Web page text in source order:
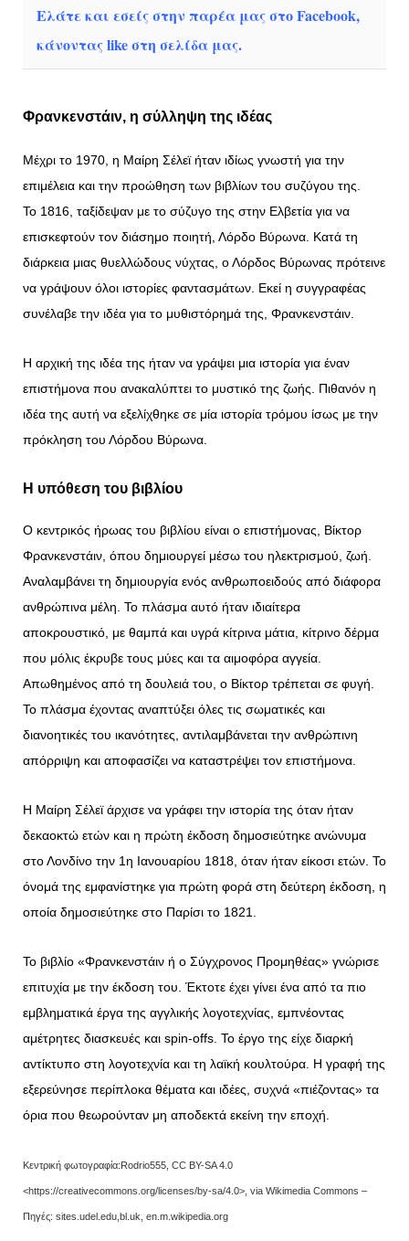
Ελάτε και εσείς στην παρέα μας στο Facebook,
κάνοντας like στη σελίδα μας.
Φρανκενστάιν, η σύλληψη της ιδέας
Μέχρι το 1970, η Μαίρη Σέλεϊ ήταν ιδίως γνωστή για την
επιμέλεια και την προώθηση των βιβλίων του συζύγου της.
Το 1816, ταξίδεψαν με το σύζυγο της στην Ελβετία για να
επισκεφτούν τον διάσημο ποιητή, Λόρδο Βύρωνα. Κατά τη
διάρκεια μιας θυελλώδους νύχτας, ο Λόρδος Βύρωνας πρότεινε
να γράψουν όλοι ιστορίες φαντασμάτων. Εκεί η συγγραφέας
συνέλαβε την ιδέα για το μυθιστόρημά της, Φρανκενστάιν.
Η αρχική της ιδέα της ήταν να γράψει μια ιστορία για έναν
επιστήμονα που ανακαλύπτει το μυστικό της ζωής. Πιθανόν η
ιδέα της αυτή να εξελίχθηκε σε μία ιστορία τρόμου ίσως με την
πρόκληση του Λόρδου Βύρωνα.
Η υπόθεση του βιβλίου
Ο κεντρικός ήρωας του βιβλίου είναι ο επιστήμονας, Βίκτορ
Φρανκενστάιν, όπου δημιουργεί μέσω του ηλεκτρισμού, ζωή.
Αναλαμβάνει τη δημιουργία ενός ανθρωποειδούς από διάφορα
ανθρώπινα μέλη. Το πλάσμα αυτό ήταν ιδιαίτερα
αποκρουστικό, με θαμπά και υγρά κίτρινα μάτια, κίτρινο δέρμα
που μόλις έκρυβε τους μύες και τα αιμοφόρα αγγεία.
Απωθημένος από τη δουλειά του, ο Βίκτορ τρέπεται σε φυγή.
Το πλάσμα έχοντας αναπτύξει όλες τις σωματικές και
διανοητικές του ικανότητες, αντιλαμβάνεται την ανθρώπινη
απόρριψη και αποφασίζει να καταστρέψει τον επιστήμονα.
Η Μαίρη Σέλεϊ άρχισε να γράφει την ιστορία της όταν ήταν
δεκαοκτώ ετών και η πρώτη έκδοση δημοσιεύτηκε ανώνυμα
στο Λονδίνο την 1η Ιανουαρίου 1818, όταν ήταν είκοσι ετών. Το
όνομά της εμφανίστηκε για πρώτη φορά στη δεύτερη έκδοση, η
οποία δημοσιεύτηκε στο Παρίσι το 1821.
Το βιβλίο «Φρανκενστάιν ή ο Σύγχρονος Προμηθέας» γνώρισε
επιτυχία με την έκδοση του. Έκτοτε έχει γίνει ένα από τα πιο
εμβληματικά έργα της αγγλικής λογοτεχνίας, εμπνέοντας
αμέτρητες διασκευές και spin-offs. Το έργο της είχε διαρκή
αντίκτυπο στη λογοτεχνία και τη λαϊκή κουλτούρα. Η γραφή της
εξερεύνησε περίπλοκα θέματα και ιδέες, συχνά «πιέζοντας» τα
όρια που θεωρούνταν μη αποδεκτά εκείνη την εποχή.
Κεντρική φωτογραφία:Rodrio555, CC BY-SA 4.0
<https://creativecommons.org/licenses/by-sa/4.0>, via Wikimedia Commons –
Πηγές: sites.udel.edu,bl.uk, en.m.wikipedia.org